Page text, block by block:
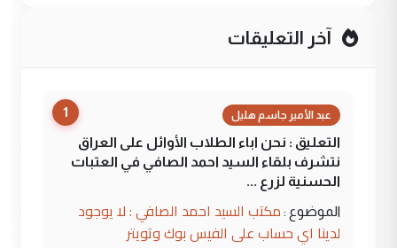
آخر التعليقات
1 عبد الأمير جاسم هليل
التعليق : نحن اباء الطلاب الأوائل على العراق
نتشرف بلقاء السيد احمد الصافي في العتبات
الحسنية لزرع ...
الموضوع : مكتب السيد احمد الصافي : لا يوجود
لدينا اي حساب على الفيس بوك وتويتر